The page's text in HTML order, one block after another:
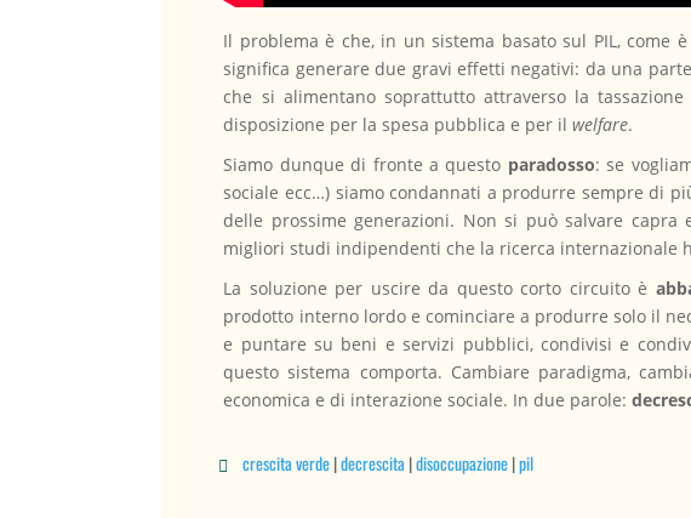
Il problema è che, in un sistema basato sul PIL,
significa generare due gravi effetti negativi: da una parte
che si alimentano soprattutto attraverso la
disposizione per la spesa pubblica e per ilwelfare.
Siamo dunque di fronte a questo paradosso: se
sociale ecc…) siamo condannati a produrre sempre di
delle prossime generazioni. Non si può salvare
migliori studi indipendenti che la ricerca internazionale
La soluzione per uscire da questo corto circuito è
prodotto interno lordo e cominciare a produrre solo il
e puntare su beni e servizi pubblici, condivisi e
questo sistema comporta. Cambiare paradigma,
economica e di interazione sociale. In due parole:
 crescita verde|decrescita |disoccupazione|pil